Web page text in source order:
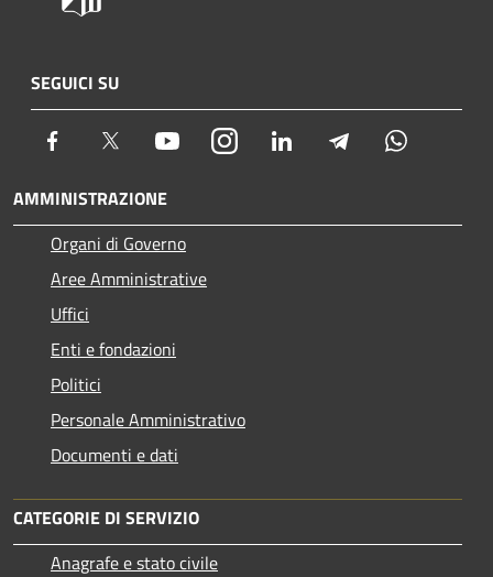
SEGUICI SU
Facebook Twitter YoutubeInstagram LinkedIn Telegram
AMMINISTRAZIONE
Organi di Governo
Aree Amministrative
Uffici
Enti e fondazioni
Politici
Personale Amministrativo
Documenti e dati
CATEGORIE DI SERVIZIO
Anagrafe e stato civile